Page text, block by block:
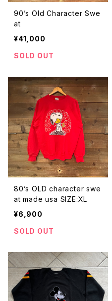
90’s Old Character Swe
at
¥41,000
SOLD OUT
80’s OLD character swe
at made usa SIZE:XL
¥6,900
SOLD OUT